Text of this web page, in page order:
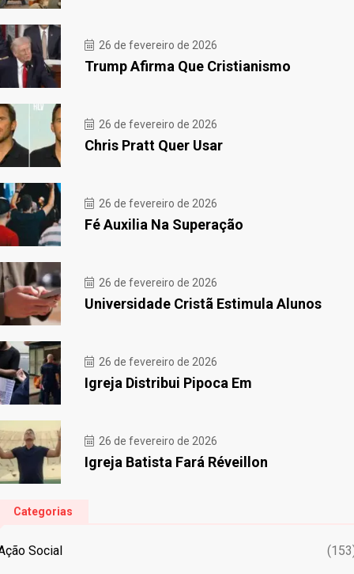
26 de fevereiro de 2026
Trump Afirma Que Cristianismo
26 de fevereiro de 2026
Chris Pratt Quer Usar
26 de fevereiro de 2026
Fé Auxilia Na Superação
26 de fevereiro de 2026
Universidade Cristã Estimula Alunos
26 de fevereiro de 2026
Igreja Distribui Pipoca Em
26 de fevereiro de 2026
Igreja Batista Fará Réveillon
Categorias
Social